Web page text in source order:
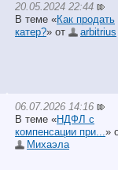
20.05.2024 22:44
В теме «Как продать
катер?» от arbitrius
06.07.2026 14:16
В теме «НДФЛ с
компенсации при... »
Михаэла